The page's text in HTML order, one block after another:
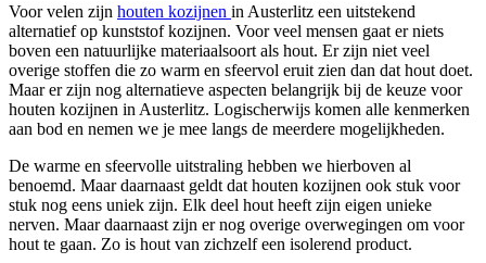
Voor velen zijn houten kozijnen in Austerlitz een uitstekend
alternatief op kunststof kozijnen. Voor veel mensen gaat er niets
boven een natuurlijke materiaalsoort als hout. Er zijn niet veel
overige stoffen die zo warm en sfeervol eruit zien dan dat hout doet.
Maar er zijn nog alternatieve aspecten belangrijk bij de keuze voor
houten kozijnen in Austerlitz. Logischerwijs komen alle kenmerken
aan bod en nemen we je mee langs de meerdere mogelijkheden.
De warme en sfeervolle uitstraling hebben we hierboven al
benoemd. Maar daarnaast geldt dat houten kozijnen ook stuk voor
stuk nog eens uniek zijn. Elk deel hout heeft zijn eigen unieke
nerven. Maar daarnaast zijn er nog overige overwegingen om voor
hout te gaan. Zo is hout van zichzelf een isolerend product.